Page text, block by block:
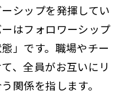
シップを発揮してい
はフォロワーシップ
」です。職場やチー
、全員がお互いにリ
関係を指します。